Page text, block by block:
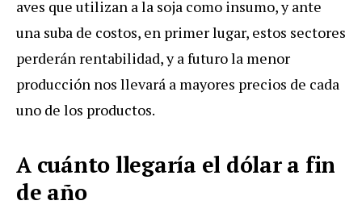
aves que utilizan a la soja como insumo, y ante
una suba de costos, en primer lugar, estos sectores
perderán rentabilidad, y a futuro la menor
producción nos llevará a mayores precios de cada
uno de los productos.
A cuánto llegaría el dólar a fin
de año